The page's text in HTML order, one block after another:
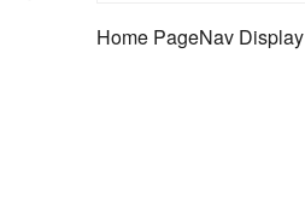
Home PageNav Display